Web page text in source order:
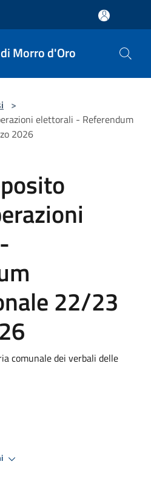
Morro d'Oro
>
elettorali - Referendum
2026
22/23
comunale dei verbali delle